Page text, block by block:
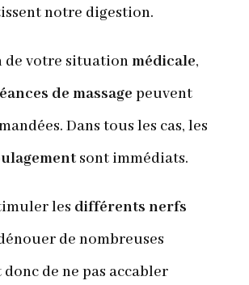
notre digestion.
de votre situationmédicale,
de massage peuvent
Dans tous les cas, les
sont immédiats.
les différents nerfs
de nombreuses
de ne pas accabler